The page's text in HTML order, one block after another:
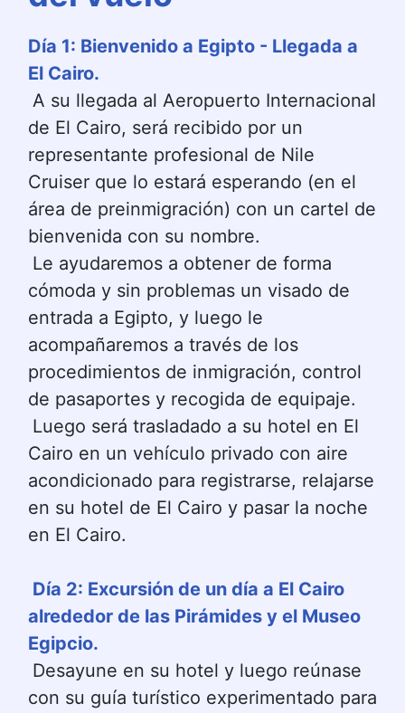
Día 1: Bienvenido a Egipto - Llegada a
El Cairo.
A su llegada al Aeropuerto Internacional
de El Cairo, será recibido por un
representante profesional de Nile
Cruiser que lo estará esperando (en el
área de preinmigración) con un cartel de
bienvenida con su nombre.
Le ayudaremos a obtener de forma
cómoda y sin problemas un visado de
entrada a Egipto, y luego le
acompañaremos a través de los
procedimientos de inmigración, control
de pasaportes y recogida de equipaje.
Luego será trasladado a su hotel en El
Cairo en un vehículo privado con aire
acondicionado para registrarse, relajarse
en su hotel de El Cairo y pasar la noche
en El Cairo.
Día 2: Excursión de un día a El Cairo
alrededor de las Pirámides y el Museo
Egipcio.
Desayune en su hotel y luego reúnase
con su guía turístico experimentado para